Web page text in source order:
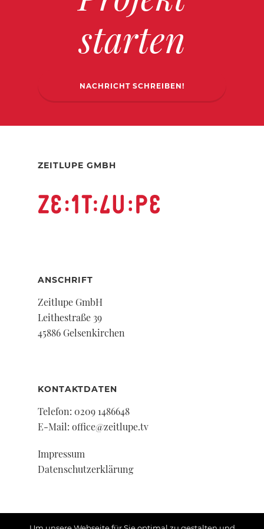
starten
NACHRICHT SCHREIBEN!
ZEITLUPE GMBH
ANSCHRIFT
Zeitlupe GmbH
Leithestraße 39
45886 Gelsenkirchen
KONTAKTDATEN
Telefon: 0209 1486648
E-Mail: office@zeitlupe.tv
Impressum
Datenschutzerklärung